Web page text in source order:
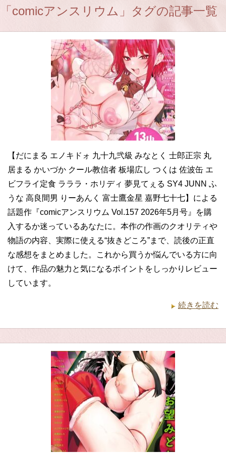
「comicアンスリウム」タグの記事一覧
【だにまる エノキドォ 九十九弐級 みなとく 士郎正宗 丸
居まる かいづか クール教信者 板場広し つくは 佐波缶 エ
ビフライ定食 ラララ・ホリディ 夢見てぇる SY4 JUNN ふ
うな 高良間男 りーあんく 富士鷹金星 嘉野七十七】による
話題作『comicアンスリウム Vol.157 2026年5月号』を購
入するか迷っているあなたに。本作の作画のクオリティや
物語の内容、実際に使える“抜きどころ”まで、読後の正直
な感想をまとめました。これから買うか悩んでいる方に向
けて、作品の魅力と気になるポイントをしっかりレビュー
しています。
続きを読む